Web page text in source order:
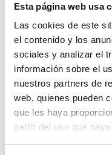
Esta página web usa
Las cookies de este
el contenido y los
sociales y analizar el
información sobre el
nuestros partners de
web, quienes pueden
que les haya
partir del uso que
periódicamente si
humedad en ropa
Además, cuando
urinarias frecuentes,
tratamientos
estrictas.
¿Qué hacer si las
Cuando un anciano
frecuentes (más de